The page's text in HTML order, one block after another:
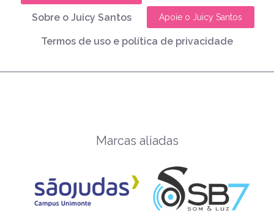
Sobre o Juicy Santos Apoie o Juicy Santos
Termos de uso e política de privacidade
Marcas aliadas